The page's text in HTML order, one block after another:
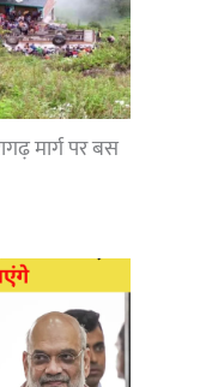
मार्ग पर बस